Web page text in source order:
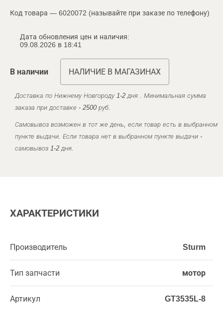
Код товара — 6020072 (называйте при заказе по телефону)
Дата обновления цен и наличия:
09.08.2026 в 18:41
В наличии НАЛИЧИЕ В МАГАЗИНАХ
Доставка по Нижнему Новгороду 1-2 дня . Минимальная сумма
заказа при доставке - 2500 руб.
Самовывоз возможен в тот же день, если товар есть в выбранном
пункте выдачи. Если товара нет в выбранном пункте выдачи -
самовывоз 1-2 дня.
ХАРАКТЕРИСТИКИ
Производитель Sturm
Тип запчасти мотор
Артикул GT3535L-8